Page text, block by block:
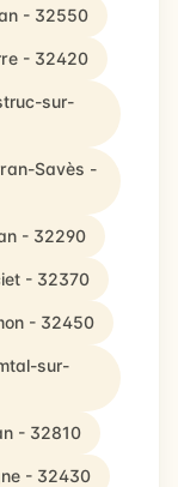
- 32550
- 32420
sur-
Savès -
- 32290
- 32370
- 32450
sur-
- 32810
- 32430